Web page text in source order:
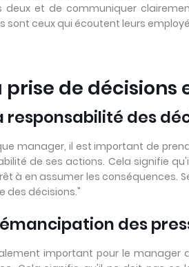
deux et de communiquer
sont ceux qui écoutent leurs
prise de
responsabilité des
manager, il est important de
de ses actions. Cela signifie
à en assumer les conséquences.
des décisions."
des
important pour le manager